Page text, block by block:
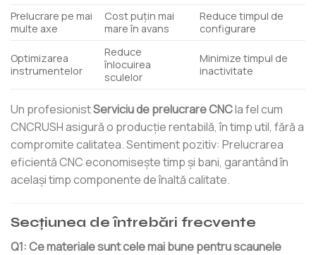
Prelucrare pe mai
multe axe
Cost puțin mai
mare în avans
Reduce timpul de
configurare
Optimizarea
instrumentelor
Reduce
înlocuirea
sculelor
Minimize timpul de
inactivitate
Un profesionistServiciu de prelucrare CNCla fel cum
CNCRUSH asigură o producție rentabilă, în timp util, fără a
compromite calitatea. Sentiment pozitiv: Prelucrarea
eficientă CNC economisește timp și bani, garantând în
același timp componente de înaltă calitate.
Secțiunea de întrebări frecvente
Q1: Ce materiale sunt cele mai bune pentru scaunele